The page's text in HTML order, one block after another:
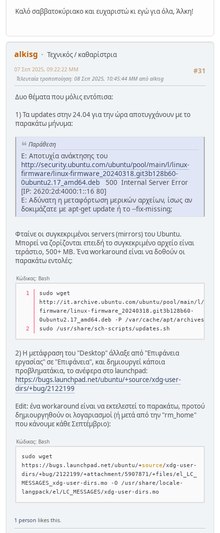
Καλό σαββατοκύριακο και ευχαριστώ κι εγώ για όλα, Άλκη!
alkisg
Τεχνικός / καθαρίστρια
#31
07 Σεπ 2025, 09:22:22 ΜΜ
Τελευταία τροποποίηση: 08 Σεπ 2025, 10:45:44 ΜΜ από alkisg
Δυο θέματα που μόλις εντόπισα:
1) Τα updates στην 24.04 για την ώρα αποτυγχάνουν με το
παρακάτω μήνυμα:
Παράθεση
E: Αποτυχία ανάκτησης του
http://security.ubuntu.com/ubuntu/pool/main/l/linux-
firmware/linux-firmware_20240318.git3b128b60-
0ubuntu2.17_amd64.deb 500 Internal Server Error
[IP: 2620:2d:4000:1::16 80]
E: Αδύνατη η μεταφόρτωση μερικών αρχείων, ίσως αν
δοκιμάζατε με apt-get update ή το --fix-missing;
Φταίνε οι συγκεκριμένοι servers (mirrors) του Ubuntu.
Μπορεί να ζορίζονται επειδή το συγκεκριμένο αρχείο είναι
τεράστιο, 500+ MB. Ένα workaround είναι να δοθούν οι
παρακάτω εντολές:
Κώδικας: Bash
sudo wget
http://it.archive.ubuntu.com/ubuntu/pool/main/l/
firmware/linux-firmware_20240318.git3b128b60-
0ubuntu2.17_amd64.deb -P /var/cache/apt/archives
sudo /usr/share/sch-scripts/updates.sh
2) Η μετάφραση του "Desktop" άλλαξε από "Επιφάνεια
εργασίας" σε "Επιφάνεια", και δημιουργεί κάποια
προβληματάκια, το ανέφερα στο launchpad:
https://bugs.launchpad.net/ubuntu/+source/xdg-user-
dirs/+bug/2122199
Edit: ένα workaround είναι να εκτελεστεί το παρακάτω, προτού
δημιουργηθούν οι λογαριασμοί (ή μετά από την "rm_home"
που κάνουμε κάθε Σεπτέμβριο):
Κώδικας: Bash
sudo wget
https://bugs.launchpad.net/ubuntu/+source/xdg-user-
dirs/+bug/2122199/+attachment/5907871/+files/el_LC_
MESSAGES_xdg-user-dirs.mo -O /usr/share/locale-
1 person likes this.